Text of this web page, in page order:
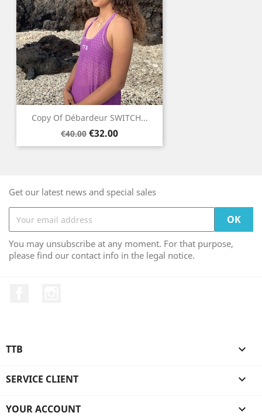
Copy Of Débardeur SWITCH...
Regular
price
€40.00 Price
€32.00
Get our latest news and special sales
You may unsubscribe at any moment. For that purpose,
please find our contact info in the legal notice.
TTB 
SERVICE CLIENT 
YOUR ACCOUNT 